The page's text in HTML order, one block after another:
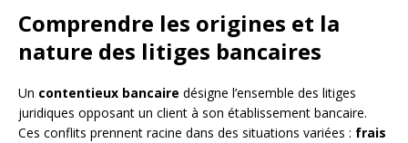
Comprendre les origines et la
nature des litiges bancaires
Un contentieux bancaire désigne l’ensemble des litiges
juridiques opposant un client à son établissement bancaire.
Ces conflits prennent racine dans des situations variées : frais